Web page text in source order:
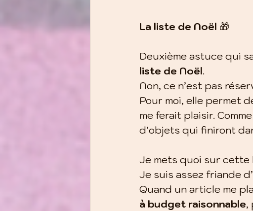
La liste de Noël 🎁
Deuxième astuce qui
liste de Noël.
Non, ce n’est pas
Pour moi, elle permet
me ferait plaisir.
d’objets qui finiront
Je mets quoi sur cette
Je suis assez friande
Quand un article me
à budget raisonnable,